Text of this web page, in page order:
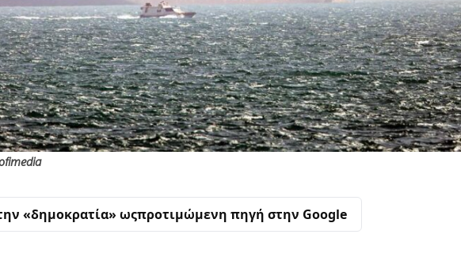
«δημοκρατία» ωςπροτιμώμενη πηγή στην Google